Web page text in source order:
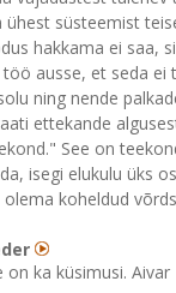
süsteemist
hakkama ei
ausse, et seda
ning nende
ettekande
See on
isegi elukulu üks
koheldud
ka küsimusi. Aivar